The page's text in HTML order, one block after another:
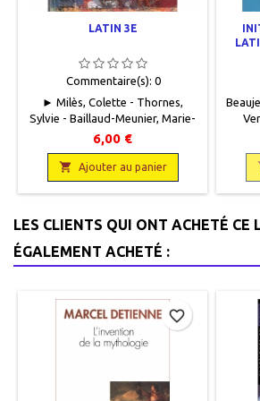
LATIN 3E
Commentaire(s): 0
► Milès, Colette - Thornes,
Sylvie - Baillaud-Meunier, Marie-
Claire En français et en latin,
Hatier/Les Belles Lettres, 1998,
18,5 x 25,5, 256 pages,
relié.Couverture imprimée
usagée. Coins marqués. Etat
nombreuses
annotations.9782218721472
6,00 €
 Ajouter au panier
latin
LES CLIENTS QUI ONT ACHETÉ CE
ÉGALEMENT ACHETÉ :
favorite_border